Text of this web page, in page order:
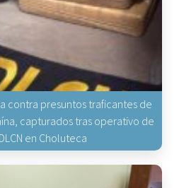
contra presuntos traficantes de
capturados tras operativo de
en Choluteca